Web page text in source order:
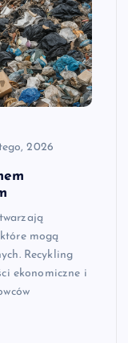
2026
mogą
Recykling
ekonomiczne i